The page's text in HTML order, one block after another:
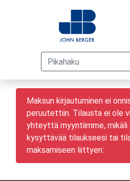
Maksun kirjautuminen ei
peruutettiin. Tilausta ei ole
yhteyttä myyntiimme, mikäli
kysyttävää tilaukseesi tai
maksamiseen liittyen: